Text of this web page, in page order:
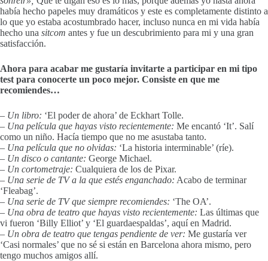
había hecho papeles muy dramáticos y este es completamente distinto a
lo que yo estaba acostumbrado hacer, incluso nunca en mi vida había
hecho una sitcom antes y fue un descubrimiento para mi y una gran
satisfacción.
Ahora para acabar me gustaría invitarte a participar en mi tipo
test para conocerte un poco mejor. Consiste en que me
recomiendes…
– Un libro: ‘El poder de ahora’ de Eckhart Tolle.
– Una película que hayas visto recientemente: Me encantó ‘It’. Salí
como un niño. Hacía tiempo que no me asustaba tanto.
– Una película que no olvidas: ‘La historia interminable’ (ríe).
– Un disco o cantante: George Michael.
– Un cortometraje: Cualquiera de los de Pixar.
– Una serie de TV a la que estés enganchado: Acabo de terminar
‘Fleabag’.
– Una serie de TV que siempre recomiendes: ‘The OA’.
– Una obra de teatro que hayas visto recientemente: Las últimas que
vi fueron ‘Billy Elliot’ y ‘El guardaespaldas’, aquí en Madrid.
– Un obra de teatro que tengas pendiente de ver: Me gustaría ver
‘Casi normales’ que no sé si están en Barcelona ahora mismo, pero
tengo muchos amigos allí.